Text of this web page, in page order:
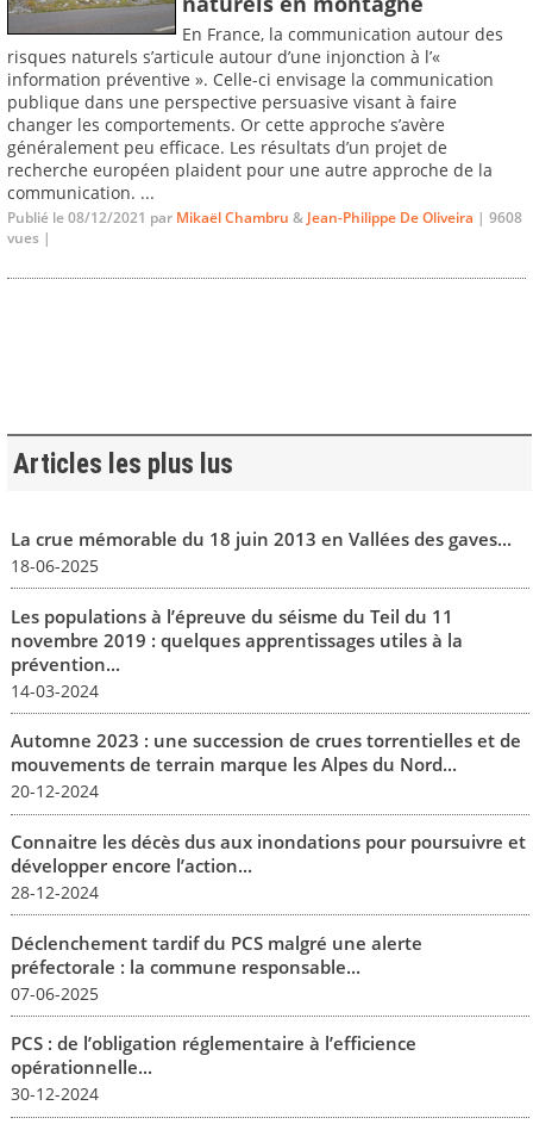
En France, la communication autour des
risques naturels s’articule autour d’une injonction à l’«
information préventive ». Celle-ci envisage la communication
publique dans une perspective persuasive visant à faire
changer les comportements. Or cette approche s’avère
généralement peu efficace. Les résultats d’un projet de
recherche européen plaident pour une autre approche de la
communication. ...
Publié le 08/12/2021 par Mikaël Chambru &Jean-Philippe De Oliveira | 9608
vues |
Articles les plus lus
La crue mémorable du 18 juin 2013 en Vallées des gaves...
18-06-2025
Les populations à l’épreuve du séisme du Teil du 11
novembre 2019 : quelques apprentissages utiles à la
prévention...
14-03-2024
Automne 2023 : une succession de crues torrentielles et de
mouvements de terrain marque les Alpes du Nord...
20-12-2024
Connaitre les décès dus aux inondations pour poursuivre et
développer encore l’action...
28-12-2024
Déclenchement tardif du PCS malgré une alerte
préfectorale : la commune responsable...
07-06-2025
PCS : de l’obligation réglementaire à l’efficience
opérationnelle...
30-12-2024